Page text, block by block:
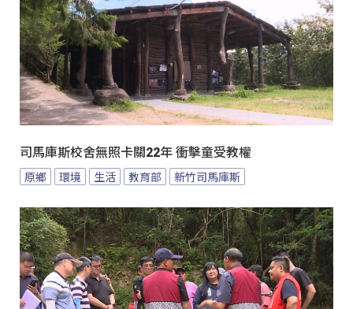
司馬庫斯校舍無照卡關22年 衝擊童受教權
原鄉 環境 生活 教育部 新竹司馬庫斯